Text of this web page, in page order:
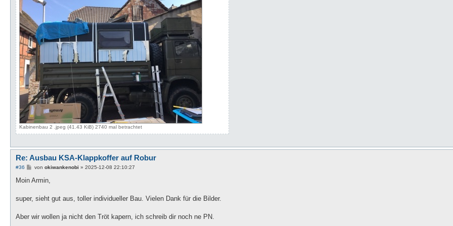
Kabinenbau 2 .jpeg (41.43 KiB) 2740 mal betrachtet
Re: Ausbau KSA-Klappkoffer auf Robur
#36
B
i
g
von okiwankenobi » 2025-12-08 22:10:27
Moin Armin,
super, sieht gut aus, toller individueller Bau. Vielen Dank für die Bilder.
Aber wir wollen ja nicht den Tröt kapern, ich schreib dir noch ne PN.